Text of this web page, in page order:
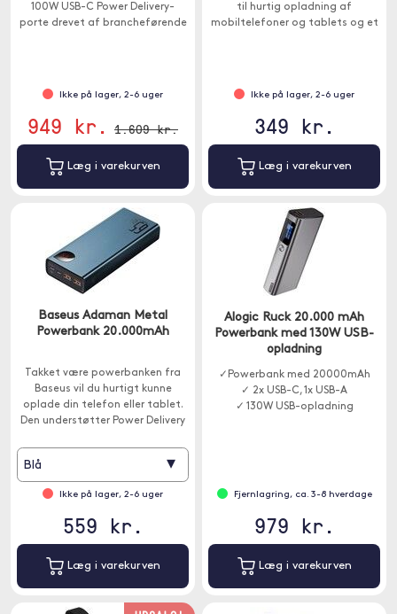
100W USB-C Power Delivery-
porte drevet af brancheførende
Ikke på lager, 2-6 uger
949 kr. 1.609 kr.
Læg i varekurven
til hurtig opladning af
mobiltelefoner og tablets og et
Ikke på lager, 2-6 uger
349 kr.
Læg i varekurven
Baseus Adaman Metal
Powerbank 20.000mAh
Takket være powerbanken fra
Baseus vil du hurtigt kunne
oplade din telefon eller tablet.
Den understøtter Power Delivery
Blå ▾
Ikke på lager, 2-6 uger
559 kr.
Læg i varekurven
Alogic Ruck 20.000 mAh
Powerbank med 130W USB-
opladning
✓Powerbank med 20000mAh
✓ 2x USB-C, 1x USB-A
✓ 130W USB-opladning
Fjernlagring, ca. 3-8 hverdage
979 kr.
Læg i varekurven